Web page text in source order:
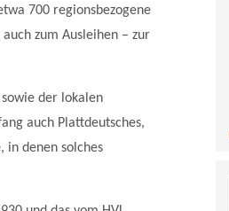
700 regionsbezogene
zum Ausleihen – zur
der lokalen
auch Plattdeutsches,
in denen solches